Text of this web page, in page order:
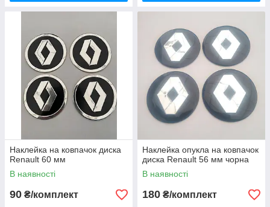
Наклейка на ковпачок диска
Renault 60 мм
В наявності
90 ₴/комплект
Наклейка опукла на ковпачок
диска Renault 56 мм чорна
В наявності
180 ₴/комплект